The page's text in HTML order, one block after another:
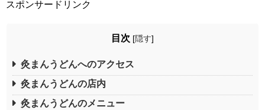
スポンサードリンク
目次 [隠す]
灸まんうどんへのアクセス
灸まんうどんの店内
灸まんうどんのメニュー